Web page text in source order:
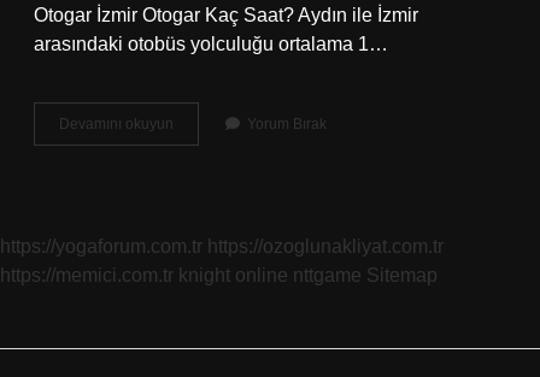
Otogar İzmir Otogar Kaç Saat? Aydın ile İzmir
arasındaki otobüs yolculuğu ortalama 1…
Devamını okuyun
Izmir
Yorum Bırak
https://yogaforum.com.tr https://ozoglunakliyat.com.tr
https://memici.com.tr knight online nttgame Sitemap